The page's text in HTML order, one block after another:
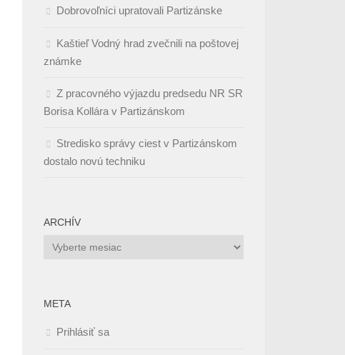
Dobrovoľníci upratovali Partizánske
Kaštieľ Vodný hrad zvečnili na poštovej
známke
Z pracovného výjazdu predsedu NR SR
Borisa Kollára v Partizánskom
Stredisko správy ciest v Partizánskom
dostalo novú techniku
ARCHÍV
Archív
META
Prihlásiť sa